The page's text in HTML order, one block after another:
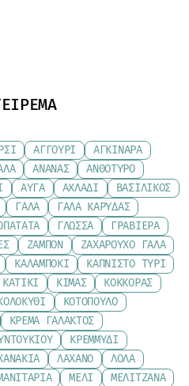
ΑΓΓΟΎΡΙ
ΑΓΚΙΝΆΡΑ
ΑΝΑΝΆΣ
ΑΝΘΌΤΥΡΟ
ΑΥΓΆ ΑΧΛΆΔΙ
ΒΑΣΙΛΙΚΌΣ
ΓΆΛΑ
ΓΆΛΑ ΚΑΡΎΔΑΣ
ΓΛΏΣΣΑ
ΓΡΑΒΙΈΡΑ
ΖΑΜΠΌΝ
ΖΑΧΑΡΟΎΧΟ ΓΆΛΑ
ΚΑΛΑΜΠΌΚΙ
ΚΑΠΝΙΣΤΌ ΤΥΡΊ
ΚΑΤΊΚΙ ΚΙΜΆΣ
ΚΌΚΚΟΡΑΣ
ΚΟΤΌΠΟΥΛΟ
ΚΡΈΜΑ ΓΆΛΑΚΤΟΣ
ΚΡΕΜΜΎΔΙ
ΛΆΧΑΝΟ
ΛΌΛΑ
ΜΈΛΙ
ΜΕΛΙΤΖΆΝΑ